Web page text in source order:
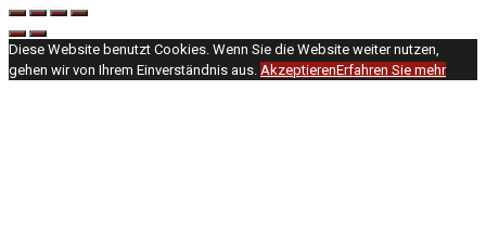
Diese Website benutzt Cookies. Wenn Sie die Website weiter nutzen,
gehen wir von Ihrem Einverständnis aus. AkzeptierenErfahren Sie mehr